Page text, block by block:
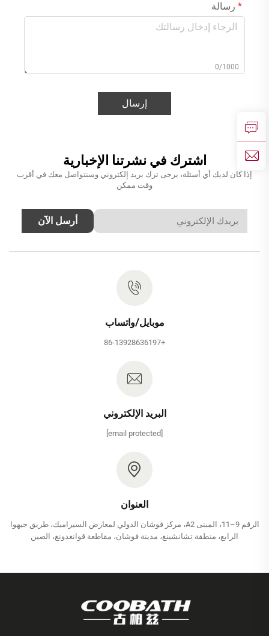
رسالة
0/1000
إرسال
اشترك في نشرتنا الإخبارية
إذا كان لديك أي أسئلة، يرجى ترك بريد إلكتروني وسنتواصل معك في أقرب
وقت ممكن
أرسل الآن
موبايل/واتساب
+86-13928636197
البريد الإلكتروني
العنوان
الرقم 9–11، المبنى A2، مركز فوشان الدولي لمعارض السيراميك، طريق جيهوا
الرابع، منطقة تشانشينغ، مدينة فوشان، مقاطعة قوانغدونغ، الصين